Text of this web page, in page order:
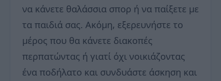
να κάνετε θαλάσσια σπορ ή να παίξετε με
τα παιδιά σας. Ακόμη, εξερευνήστε το
μέρος που θα κάνετε διακοπές
περπατώντας ή γιατί όχι νοικιάζοντας
ένα ποδήλατο και συνδυάστε άσκηση και